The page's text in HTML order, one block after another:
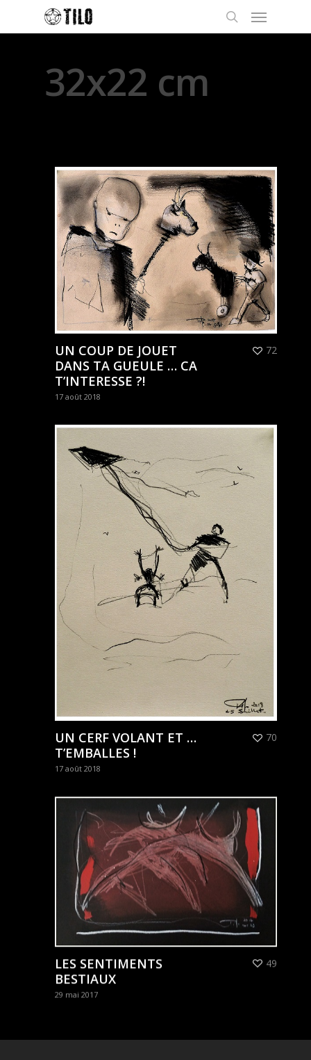
32x22 cm
UN COUP DE JOUET
DANS TA GUEULE … CA
T’INTERESSE ?!
17 août 2018
72
UN CERF VOLANT ET …
T’EMBALLES !
17 août 2018
70
LES SENTIMENTS
BESTIAUX
29 mai 2017
49